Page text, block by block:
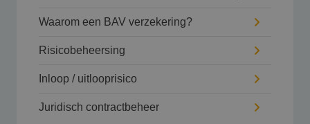
Waarom een BAV verzekering?
Risicobeheersing
Inloop / uitlooprisico
Juridisch contractbeheer